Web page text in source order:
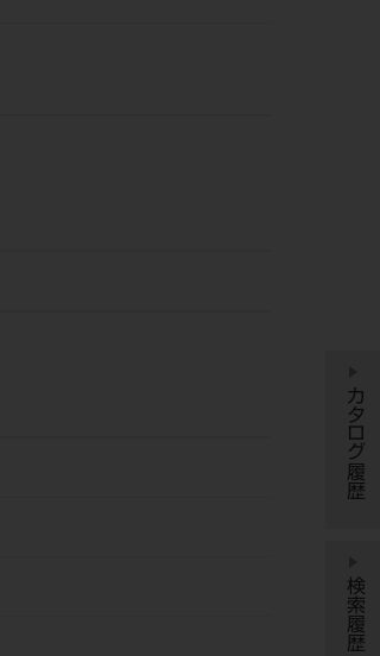
カタログ履歴
検索履歴